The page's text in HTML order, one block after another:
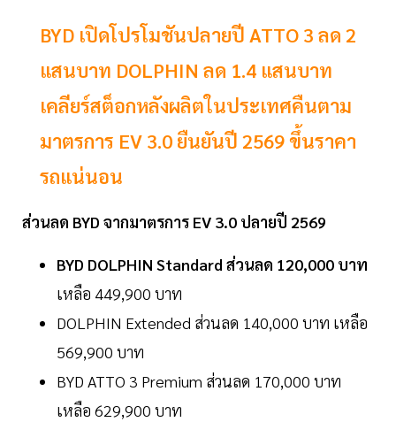
BYD เปิดโปรโมชันปลายปี ATTO 3 ลด 2
แสนบาท DOLPHIN ลด 1.4 แสนบาท
เคลียร์สต็อกหลังผลิตในประเทศคืนตาม
มาตรการ EV 3.0 ยืนยันปี 2569 ขึ้นราคา
รถแน่นอน
ส่วนลด BYD จากมาตรการ EV 3.0 ปลายปี 2569
BYD DOLPHIN Standard ส่วนลด 120,000 บาท
เหลือ 449,900 บาท
DOLPHIN Extended ส่วนลด 140,000 บาท เหลือ
569,900 บาท
BYD ATTO 3 Premium ส่วนลด 170,000 บาท
เหลือ 629,900 บาท